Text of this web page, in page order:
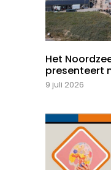
Het
presenteert
9 juli 2026